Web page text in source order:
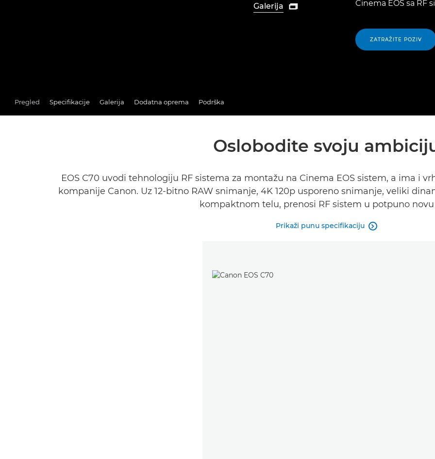
Galerija  Cinema EOS sa RF
ZATRAŽITE POZIV
Pregled Specifikacije Galerija Dodatna oprema Podrška
Oslobodite svoju
EOS C70 uvodi tehnologiju RF sistema za montažu na Cinema EOS sistem, a ima i
kompanije Canon. Uz 12-bitno RAW snimanje, 4K 120p usporeno snimanje, veliki
kompaktnom telu, prenosi RF sistem u potpuno novu
Prikaži punu specifikaciju 